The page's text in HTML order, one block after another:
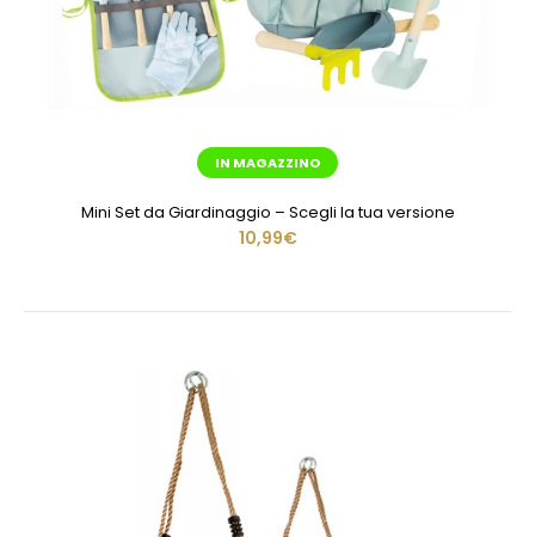
IN MAGAZZINO
Mini Set da Giardinaggio – Scegli la tua versione
10,99€